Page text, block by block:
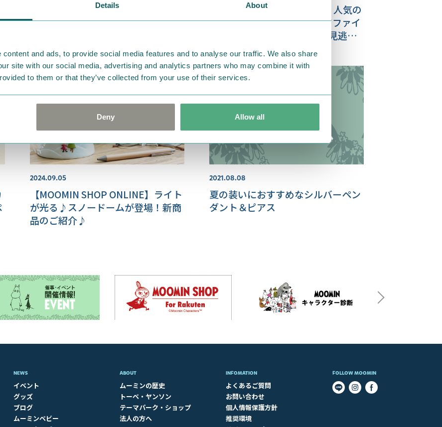
Details About
and ads, to provide social media features and to analyse our traffic. We also share
site with our social media, advertising and analytics partners who may combine it with
to them or that they’ve collected from your use of their services.
Deny Allow all
【MOOMIN SHOP ONLINE】ムーミ
ン小説出版80周年記念！限定アイテ
【MOOMIN SHOP ONLINE】人気の
きのこスープセットにクリアファイ
ル付き第2弾が登場！他にも見逃せ
ない新商品が盛りだくさん♪
2024.09.05
【MOOMIN SHOP ONLINE】ライト
が光る♪スノードームが登場！新商
品のご紹介♪
2021.08.08
夏の装いにおすすめなシルバーペン
ダント＆ピアス
NEWS
イベント
グッズ
ブログ
ムーミンベビー
ABOUT​
ムーミンの歴史
トーベ・ヤンソン
テーマパーク・ショップ
法人の方へ
INFOMATION
よくあるご質問
お問い合わせ
個人情報保護方針
推奨環境
FOLLOW MOOMIN